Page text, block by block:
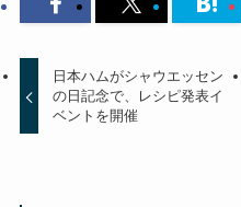
日本ハムがシャウエッセン
の日記念で、レシピ発表イ
ベントを開催